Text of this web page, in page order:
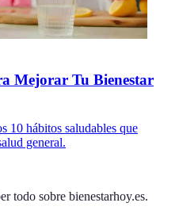
Mejorar Tu Bienestar
10 hábitos saludables que
general.
todo sobre bienestarhoy.es.